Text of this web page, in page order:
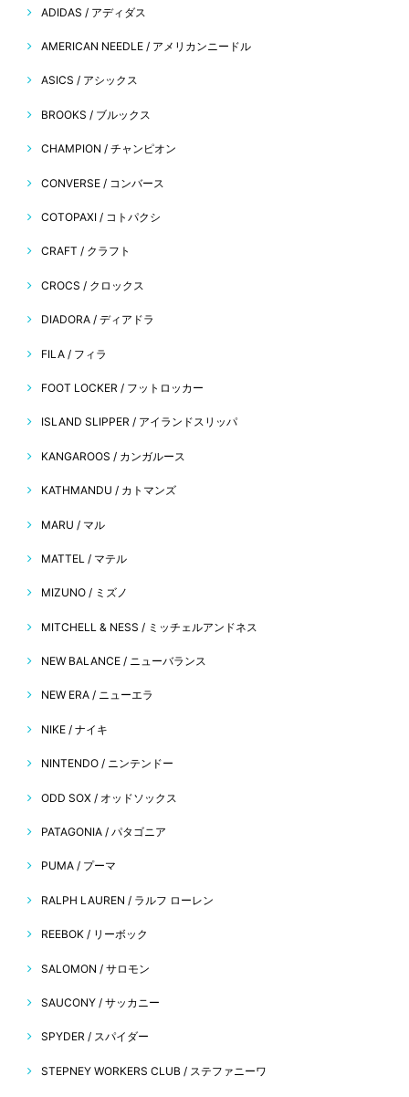
ADIDAS / アディダス
AMERICAN NEEDLE / アメリカンニードル
ASICS / アシックス
BROOKS / ブルックス
CHAMPION / チャンピオン
CONVERSE / コンバース
COTOPAXI / コトパクシ
CRAFT / クラフト
CROCS / クロックス
DIADORA / ディアドラ
FILA / フィラ
FOOT LOCKER / フットロッカー
ISLAND SLIPPER / アイランドスリッパ
KANGAROOS / カンガルース
KATHMANDU / カトマンズ
MARU / マル
MATTEL / マテル
MIZUNO / ミズノ
MITCHELL & NESS / ミッチェルアンドネス
NEW BALANCE / ニューバランス
NEW ERA / ニューエラ
NIKE / ナイキ
NINTENDO / ニンテンドー
ODD SOX / オッドソックス
PATAGONIA / パタゴニア
PUMA / プーマ
RALPH LAUREN / ラルフ ローレン
REEBOK / リーボック
SALOMON / サロモン
SAUCONY / サッカニー
SPYDER / スパイダー
STEPNEY WORKERS CLUB / ステファニーワ